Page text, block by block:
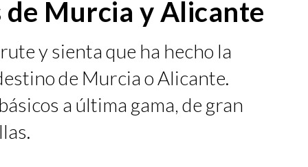
de Murcia y Alicante
y sienta que ha hecho la
de Murcia o Alicante.
a última gama, de gran